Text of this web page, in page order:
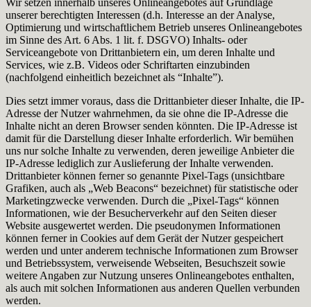
unserer berechtigten Interessen (d.h. Interesse an der Analyse,
Optimierung und wirtschaftlichem Betrieb unseres Onlineangebotes
im Sinne des Art. 6 Abs. 1 lit. f. DSGVO) Inhalts- oder
Serviceangebote von Drittanbietern ein, um deren Inhalte und
Services, wie z.B. Videos oder Schriftarten einzubinden
(nachfolgend einheitlich bezeichnet als “Inhalte”).
Dies setzt immer voraus, dass die Drittanbieter dieser Inhalte, die IP-
Adresse der Nutzer wahrnehmen, da sie ohne die IP-Adresse die
Inhalte nicht an deren Browser senden könnten. Die IP-Adresse ist
damit für die Darstellung dieser Inhalte erforderlich. Wir bemühen
uns nur solche Inhalte zu verwenden, deren jeweilige Anbieter die
IP-Adresse lediglich zur Auslieferung der Inhalte verwenden.
Drittanbieter können ferner so genannte Pixel-Tags (unsichtbare
Grafiken, auch als „Web Beacons“ bezeichnet) für statistische oder
Marketingzwecke verwenden. Durch die „Pixel-Tags“ können
Informationen, wie der Besucherverkehr auf den Seiten dieser
Website ausgewertet werden. Die pseudonymen Informationen
können ferner in Cookies auf dem Gerät der Nutzer gespeichert
werden und unter anderem technische Informationen zum Browser
und Betriebssystem, verweisende Webseiten, Besuchszeit sowie
weitere Angaben zur Nutzung unseres Onlineangebotes enthalten,
als auch mit solchen Informationen aus anderen Quellen verbunden
werden.